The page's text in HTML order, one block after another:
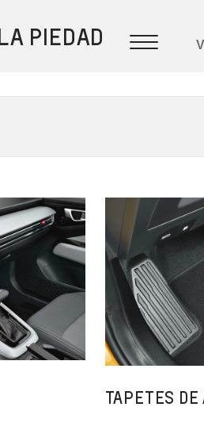
TAPETES